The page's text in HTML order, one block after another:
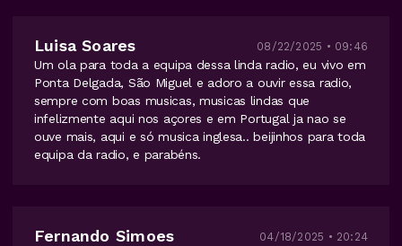
Luisa Soares 08/22/2025 • 09:46
Um ola para toda a equipa dessa linda radio, eu vivo em
Ponta Delgada, São Miguel e adoro a ouvir essa radio,
sempre com boas musicas, musicas lindas que
infelizmente aqui nos açores e em Portugal ja nao se
ouve mais, aqui e só musica inglesa.. beijinhos para toda
equipa da radio, e parabéns.
Fernando Simoes 04/18/2025 • 20:24